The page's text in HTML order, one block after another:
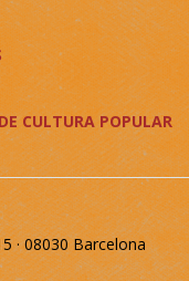
CULTURA POPULAR
· 08030 Barcelona